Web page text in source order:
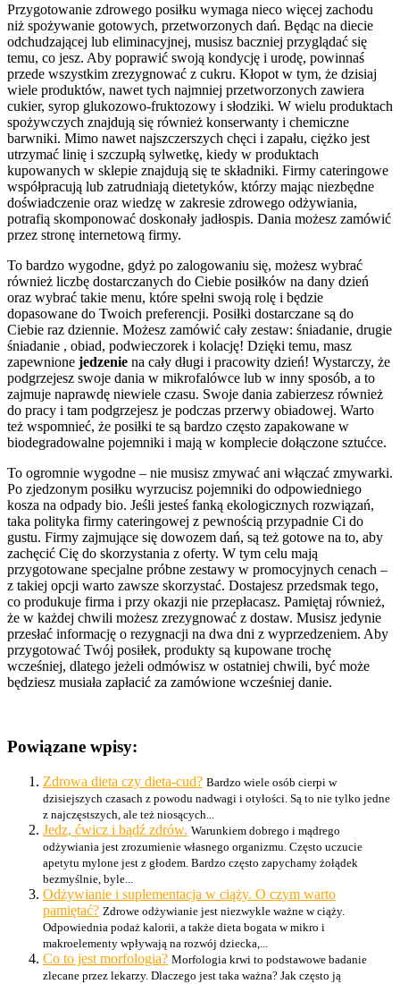
Przygotowanie zdrowego posiłku wymaga nieco więcej zachodu
niż spożywanie gotowych, przetworzonych dań. Będąc na diecie
odchudzającej lub eliminacyjnej, musisz baczniej przyglądać się
temu, co jesz. Aby poprawić swoją kondycję i urodę, powinnaś
przede wszystkim zrezygnować z cukru. Kłopot w tym, że dzisiaj
wiele produktów, nawet tych najmniej przetworzonych zawiera
cukier, syrop glukozowo-fruktozowy i słodziki. W wielu produktach
spożywczych znajdują się również konserwanty i chemiczne
barwniki. Mimo nawet najszczerszych chęci i zapału, ciężko jest
utrzymać linię i szczupłą sylwetkę, kiedy w produktach
kupowanych w sklepie znajdują się te składniki. Firmy cateringowe
współpracują lub zatrudniają dietetyków, którzy mając niezbędne
doświadczenie oraz wiedzę w zakresie zdrowego odżywiania,
potrafią skomponować doskonały jadłospis. Dania możesz zamówić
przez stronę internetową firmy.
To bardzo wygodne, gdyż po zalogowaniu się, możesz wybrać
również liczbę dostarczanych do Ciebie posiłków na dany dzień
oraz wybrać takie menu, które spełni swoją rolę i będzie
dopasowane do Twoich preferencji. Posiłki dostarczane są do
Ciebie raz dziennie. Możesz zamówić cały zestaw: śniadanie, drugie
śniadanie , obiad, podwieczorek i kolację! Dzięki temu, masz
zapewnione jedzenie na cały długi i pracowity dzień! Wystarczy, że
podgrzejesz swoje dania w mikrofalówce lub w inny sposób, a to
zajmuje naprawdę niewiele czasu. Swoje dania zabierzesz również
do pracy i tam podgrzejesz je podczas przerwy obiadowej. Warto
też wspomnieć, że posiłki te są bardzo często zapakowane w
biodegradowalne pojemniki i mają w komplecie dołączone sztućce.
To ogromnie wygodne – nie musisz zmywać ani włączać zmywarki.
Po zjedzonym posiłku wyrzucisz pojemniki do odpowiedniego
kosza na odpady bio. Jeśli jesteś fanką ekologicznych rozwiązań,
taka polityka firmy cateringowej z pewnością przypadnie Ci do
gustu. Firmy zajmujące się dowozem dań, są też gotowe na to, aby
zachęcić Cię do skorzystania z oferty. W tym celu mają
przygotowane specjalne próbne zestawy w promocyjnych cenach –
z takiej opcji warto zawsze skorzystać. Dostajesz przedsmak tego,
co produkuje firma i przy okazji nie przepłacasz. Pamiętaj również,
że w każdej chwili możesz zrezygnować z dostaw. Musisz jedynie
przesłać informację o rezygnacji na dwa dni z wyprzedzeniem. Aby
przygotować Twój posiłek, produkty są kupowane trochę
wcześniej, dlatego jeżeli odmówisz w ostatniej chwili, być może
będziesz musiała zapłacić za zamówione wcześniej danie.
Powiązane wpisy:
Zdrowa dieta czy dieta-cud? Bardzo wiele osób cierpi w
dzisiejszych czasach z powodu nadwagi i otyłości. Są to nie tylko jedne
z najczęstszych, ale też niosących...
Jedz, ćwicz i bądź zdrów. Warunkiem dobrego i mądrego
odżywiania jest zrozumienie własnego organizmu. Często uczucie
apetytu mylone jest z głodem. Bardzo często zapychamy żołądek
bezmyślnie, byle...
Odżywianie i suplementacja w ciąży. O czym warto
pamiętać? Zdrowe odżywianie jest niezwykle ważne w ciąży.
Odpowiednia podaż kalorii, a także dieta bogata w mikro i
makroelementy wpływają na rozwój dziecka,...
Co to jest morfologia? Morfologia krwi to podstawowe badanie
zlecane przez lekarzy. Dlaczego jest taka ważna? Jak często ją